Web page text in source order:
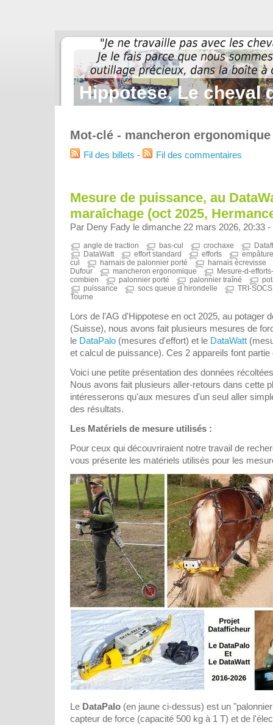
Hippotese, Le cheval
Mot-clé - mancheron ergonomique
Fil des billets - Fil des commentaires
Mesure de puissance, au
maraîchage (oct 2025,
Par Deny Fady le dimanche 22 mars 2026, 20:33 -
angle de traction bas-cul crochaxe
DataWatt
effort standard efforts
cul
harnais de palonnier porté
harnais écrevisse
Dufour
mancheron ergonomique
Mesure-d-
combien
palonnier porté palonnier traîné
puissance
socs queue d hirondelle
TRI-
Tourne
Lors de l'AG d'Hippotese en oct 2025, au potager
(Suisse), nous avons fait plusieurs mesures de
le DataPalo (mesures d'effort) et le DataWatt
et calcul de puissance). Ces 2 appareils font
Voici une petite présentation des données
Nous avons fait plusieurs aller-retours dans cette
intéresserons qu'aux mesures d'un seul aller
des résultats.
Les Matériels de mesure utilisés :
Pour ceux qui découvriraient notre travail de
vous présente les matériels utilisés pour les
Le DataPalo (en jaune ci-dessus) est un
capteur de force (capacité 500 kg à 1 T) et de